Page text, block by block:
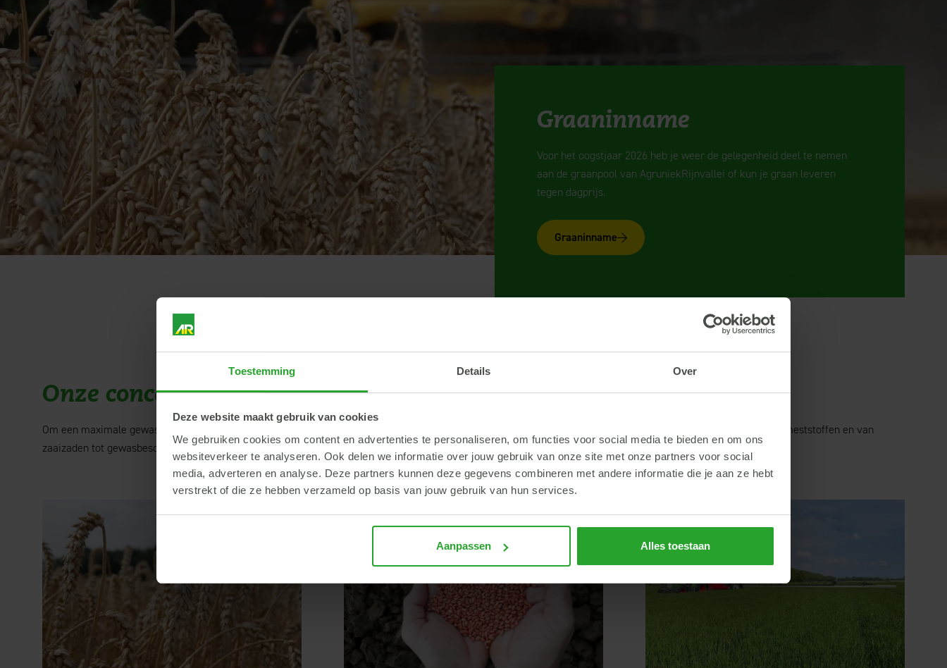
Toestemming Details Over
Deze website maakt gebruik van cookies
We gebruiken cookies om content en advertenties te personaliseren, om functies voor social media te bieden en om ons
websiteverkeer te analyseren. Ook delen we informatie over jouw gebruik van onze site met onze partners voor social
media, adverteren en analyse. Deze partners kunnen deze gegevens combineren met andere informatie die je aan ze hebt
verstrekt of die ze hebben verzameld op basis van jouw gebruik van hun services.
Aanpassen Alles toestaan
Graaninname
Voor het oogstjaar 2026 heb je weer de gelegenheid deel te nemen
aan de graanpool van AgruniekRijnvallei of kun je graan leveren
tegen dagprijs.
Graaninname
Onze conceptenvoor de teelt van granen
Om een maximale gewasopbrengst te halen moeten alle facetten van de teelt kloppen. AR levert een totaalpakket voor de akkerbouw; van plantversterkers tot meststoffen en van
zaaizaden tot gewasbeschermingsmiddelen.